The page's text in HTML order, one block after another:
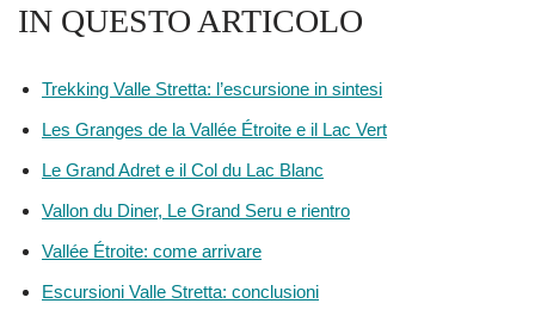
IN QUESTO ARTICOLO
Trekking Valle Stretta: l’escursione in sintesi
Les Granges de la Vallée Étroite e il Lac Vert
Le Grand Adret e il Col du Lac Blanc
Vallon du Diner, Le Grand Seru e rientro
Vallée Étroite: come arrivare
Escursioni Valle Stretta: conclusioni